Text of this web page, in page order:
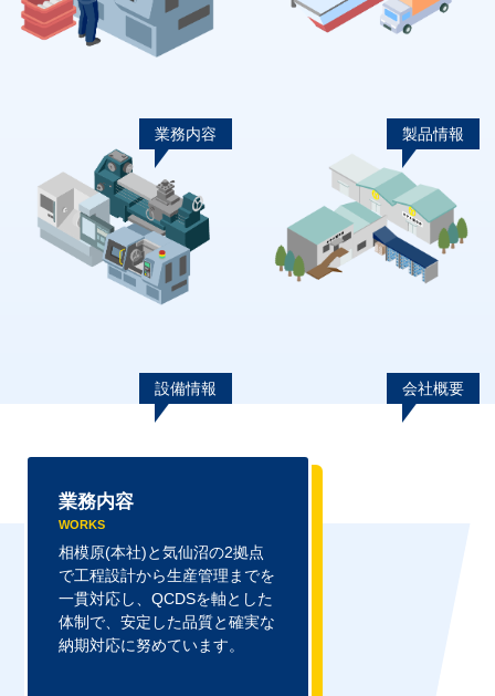
業務内容 製品情報
設備情報 会社概要
業務内容
WORKS
相模原(本社)と気仙沼の2拠点
で工程設計から生産管理までを
一貫対応し、QCDSを軸とした
体制で、安定した品質と確実な
納期対応に努めています。